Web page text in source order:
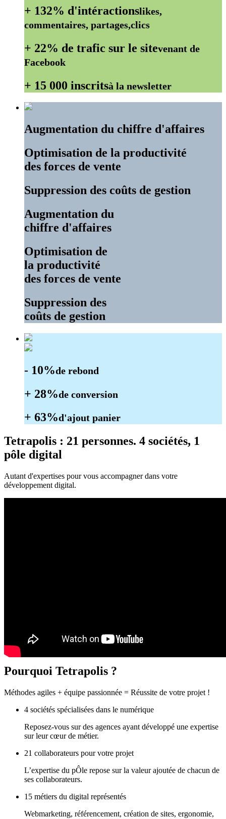
+ 132% d'intéractionslikes,
commentaires, partages,clics
+ 22% de trafic sur le sitevenant de
Facebook
+ 15 000 inscritsà la newsletter
Augmentation du chiffre d'affaires
Optimisation de la productivité
des forces de vente
Suppression des coûts de gestion
Augmentation du
chiffre d'affaires
Optimisation de
la productivité
des forces de vente
Suppression des
coûts de gestion
- 10%de rebond
+ 28%de conversion
+ 63%d'ajout panier
Tetrapolis : 21 personnes. 4 sociétés, 1
pôle digital
Autant d'expertises pour vous accompagner dans votre
développement digital.
Pourquoi Tetrapolis ?
Méthodes agiles + équipe passionnée = Réussite de votre projet !
4 sociétés spécialisées dans le numérique
Reposez-vous sur des agences ayant développé une expertise
sur leur cœur de métier.
21 collaborateurs pour votre projet
L’expertise du pÔle repose sur la valeur ajoutée de chacun de
ses collaborateurs.
15 métiers du digital représentés
Webmarketing, référencement, création de sites, ergonomie,